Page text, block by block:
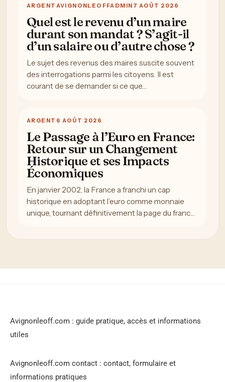
ARGENT AVIGNONLEOFFADMIN 7 AOÛT 2026
Quel est le revenu d’un maire
durant son mandat ? S’agit-il
d’un salaire ou d’autre chose ?
Le sujet des revenus des maires suscite souvent
des interrogations parmi les citoyens. Il est
courant de se demander si ce que…
ARGENT 6 AOÛT 2026
Le Passage à l’Euro en France:
Retour sur un Changement
Historique et ses Impacts
Économiques
En janvier 2002, la France a franchi un cap
historique en adoptant l’euro comme monnaie
unique, tournant définitivement la page du franc…
Avignonleoff.com : guide pratique, accès et informations
utiles
Avignonleoff.com contact : contact, formulaire et
informations pratiques